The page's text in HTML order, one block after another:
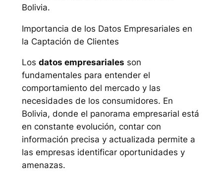
Bolivia.
Importancia de los Datos Empresariales en
la Captación de Clientes
Los datos empresariales son
fundamentales para entender el
comportamiento del mercado y las
necesidades de los consumidores. En
Bolivia, donde el panorama empresarial está
en constante evolución, contar con
información precisa y actualizada permite a
las empresas identificar oportunidades y
amenazas.